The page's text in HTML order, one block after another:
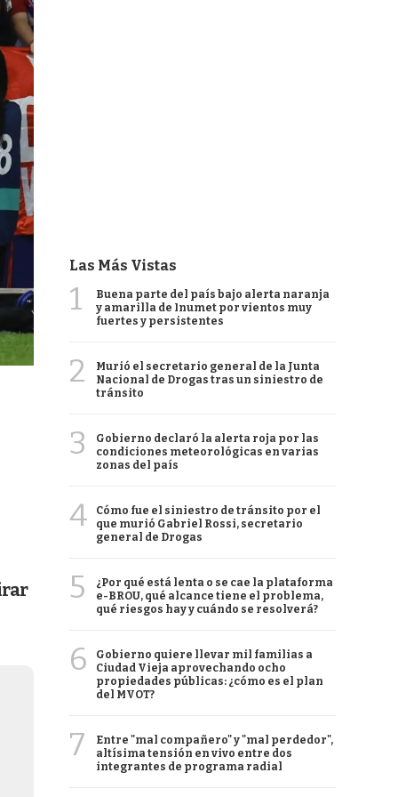
Las Más Vistas
1
Buena parte del país bajo alerta naranja
y amarilla de Inumet por vientos muy
fuertes y persistentes
2
Murió el secretario general de la Junta
Nacional de Drogas tras un siniestro de
tránsito
3
Gobierno declaró la alerta roja por las
condiciones meteorológicas en varias
zonas del país
4
Cómo fue el siniestro de tránsito por el
que murió Gabriel Rossi, secretario
general de Drogas
5
¿Por qué está lenta o se cae la plataforma
e-BROU, qué alcance tiene el problema,
qué riesgos hay y cuándo se resolverá?
6
Gobierno quiere llevar mil familias a
Ciudad Vieja aprovechando ocho
propiedades públicas: ¿cómo es el plan
del MVOT?
7
Entre "mal compañero" y "mal perdedor",
altísima tensión en vivo entre dos
integrantes de programa radial